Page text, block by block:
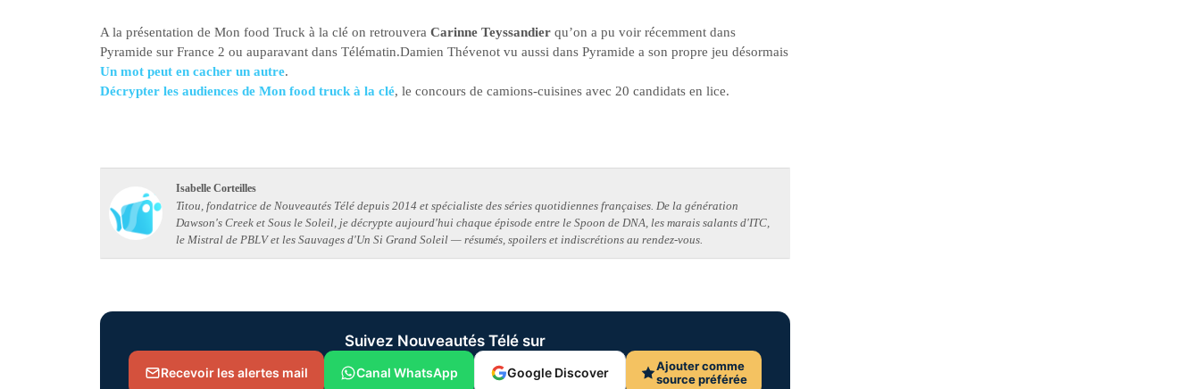
A la présentation de Mon food Truck à la clé on retrouvera Carinne Teyssandier qu’on a pu voir récemment dans
Pyramide sur France 2 ou auparavant dans Télématin.Damien Thévenot vu aussi dans Pyramide a son propre jeu désormais
Un mot peut en cacher un autre.
Décrypter les audiences de Mon food truck à la clé, le concours de camions-cuisines avec 20 candidats en lice.
Isabelle Corteilles
Titou, fondatrice de Nouveautés Télé depuis 2014 et spécialiste des séries quotidiennes françaises. De la génération
Dawson's Creek et Sous le Soleil, je décrypte aujourd'hui chaque épisode entre le Spoon de DNA, les marais salants d'ITC,
le Mistral de PBLV et les Sauvages d'Un Si Grand Soleil — résumés, spoilers et indiscrétions au rendez-vous.
Suivez Nouveautés Télé sur
Recevoir les alertes mail Canal WhatsApp Google Discover
Ajouter comme
source préférée